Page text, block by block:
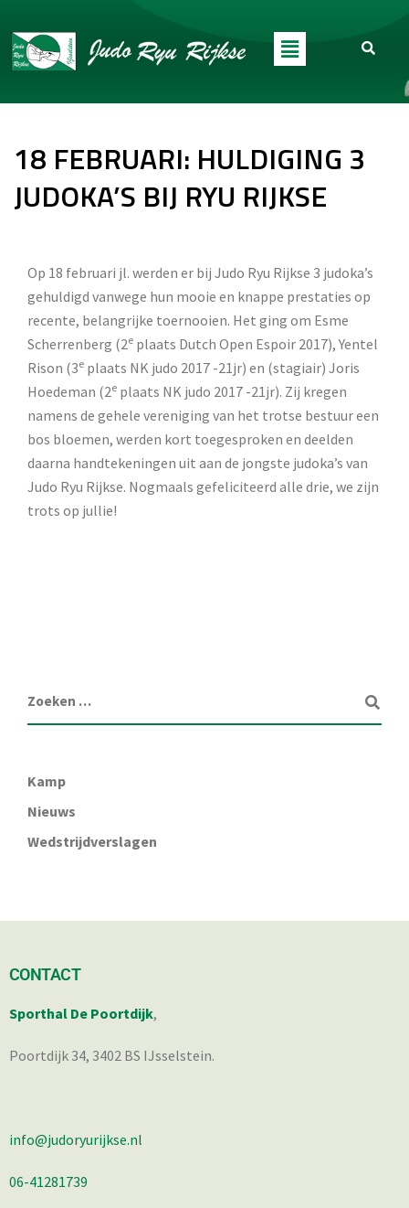
18 FEBRUARI: HULDIGING 3
JUDOKA’S BIJ RYU RIJKSE
Op 18 februari jl. werden er bij Judo Ryu Rijkse 3 judoka’s
gehuldigd vanwege hun mooie en knappe prestaties op
recente, belangrijke toernooien. Het ging om Esme
Scherrenberg (2e plaats Dutch Open Espoir 2017), Yentel
Rison (3e plaats NK judo 2017 -21jr) en (stagiair) Joris
Hoedeman (2e plaats NK judo 2017 -21jr). Zij kregen
namens de gehele vereniging van het trotse bestuur een
bos bloemen, werden kort toegesproken en deelden
daarna handtekeningen uit aan de jongste judoka’s van
Judo Ryu Rijkse. Nogmaals gefeliciteerd alle drie, we zijn
trots op jullie!
Kamp
Nieuws
Wedstrijdverslagen
CONTACT
Sporthal De Poortdijk,
Poortdijk 34, 3402 BS IJsselstein.
info@judoryurijkse.nl
06-41281739